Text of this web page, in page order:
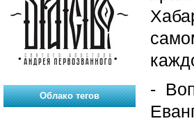
-
Облако тегов